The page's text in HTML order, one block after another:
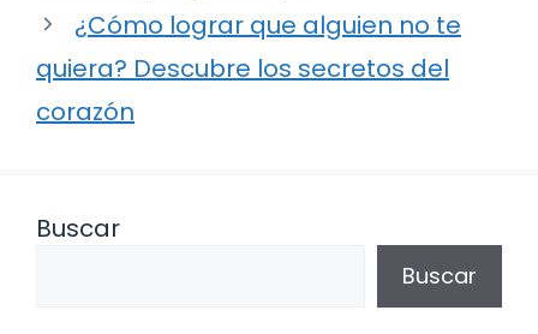
¿Cómo lograr que alguien no te
quiera? Descubre los secretos del
corazón
Buscar
Buscar